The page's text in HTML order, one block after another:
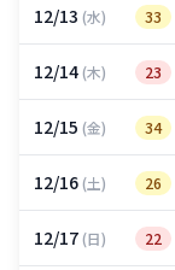
12/13 (水) 33
12/14(木) 23
12/15 (金) 34
12/16(土) 26
12/17(日) 22